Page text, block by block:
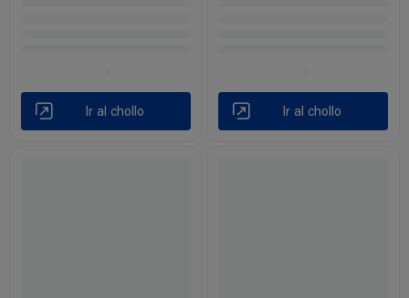
Ir al chollo Ir al chollo